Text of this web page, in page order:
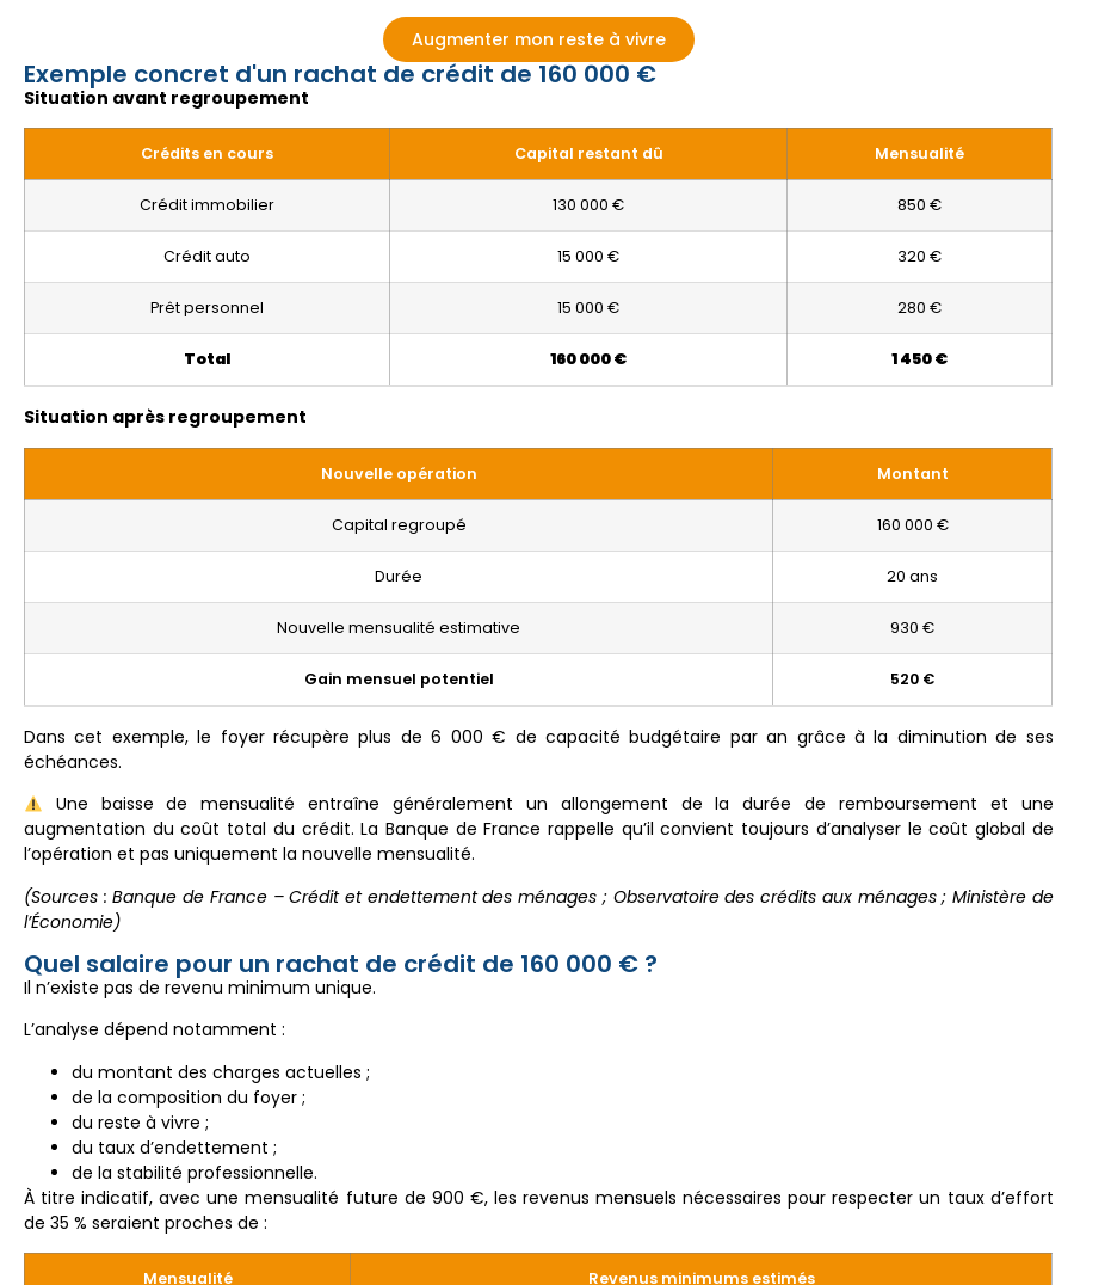
Augmenter mon reste à vivre
Exemple concret d'un rachat de crédit de 160 000 €
Situation avant regroupement
Crédits en cours Capital restant dû Mensualité
Crédit immobilier 130 000 € 850 €
Crédit auto 15 000 € 320 €
Prêt personnel 15 000 € 280 €
Total 160 000 € 1 450 €
Situation après regroupement
Nouvelle opération Montant
Capital regroupé 160 000 €
Durée 20 ans
Nouvelle mensualité estimative 930 €
Gain mensuel potentiel 520 €
Dans cet exemple, le foyer récupère plus de 6 000 € de capacité budgétaire par an grâce à la diminution de ses
échéances.
Une baisse de mensualité entraîne généralement un allongement de la durée de remboursement et une
augmentation du coût total du crédit. La Banque de France rappelle qu’il convient toujours d’analyser le coût global de
l’opération et pas uniquement la nouvelle mensualité.
(Sources : Banque de France – Crédit et endettement des ménages ; Observatoire des crédits aux ménages ; Ministère de
l’Économie)
Quel salaire pour un rachat de crédit de 160 000 € ?
Il n’existe pas de revenu minimum unique.
L’analyse dépend notamment :
du montant des charges actuelles ;
de la composition du foyer ;
du reste à vivre ;
du taux d’endettement ;
de la stabilité professionnelle.
À titre indicatif, avec une mensualité future de 900 €, les revenus mensuels nécessaires pour respecter un taux d’effort
de 35 % seraient proches de :
Mensualité Revenus minimums estimés